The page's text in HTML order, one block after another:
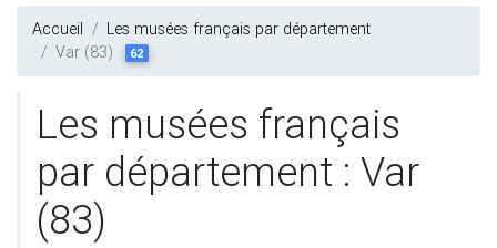
Accueil
Les musées français par département
Var (83)
62
Les musées français
par département : Var
(83)